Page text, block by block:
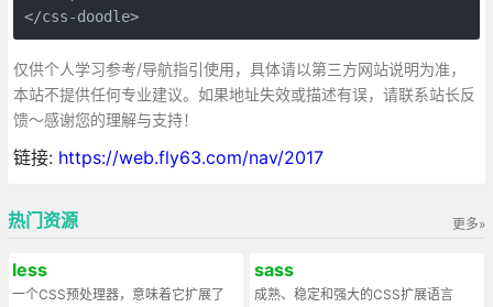
</css-doodle>
仅供个人学习参考/导航指引使用，具体请以第三方网站说明为准，
本站不提供任何专业建议。如果地址失效或描述有误，请联系站长反
馈～感谢您的理解与支持！
链接: https://web.fly63.com/nav/2017
更多»
热门资源
less
一个CSS预处理器，意味着它扩展了
sass
成熟、稳定和强大的CSS扩展语言